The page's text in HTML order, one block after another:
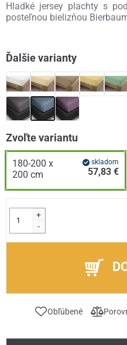
Hladké jersey plachty s
posteľnou bielizňou
Ďalšie varianty
Zvoľte variantu
180-200 x
200 cm
skladom
57,83 €
+
-
Obľúbené